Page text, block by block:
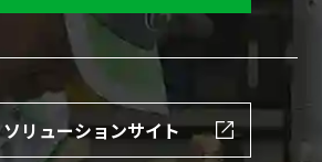
リューションサイト